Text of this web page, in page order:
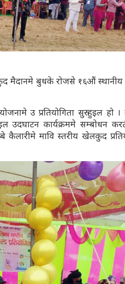
मैदानमे बुधके रोजसे १६औं स्थानीय
उ प्रतियोगिता सुरु हुइल हो ।
उदघाटन कार्यक्रममे सम्बोधन
मावि स्तरीय खेलकुद